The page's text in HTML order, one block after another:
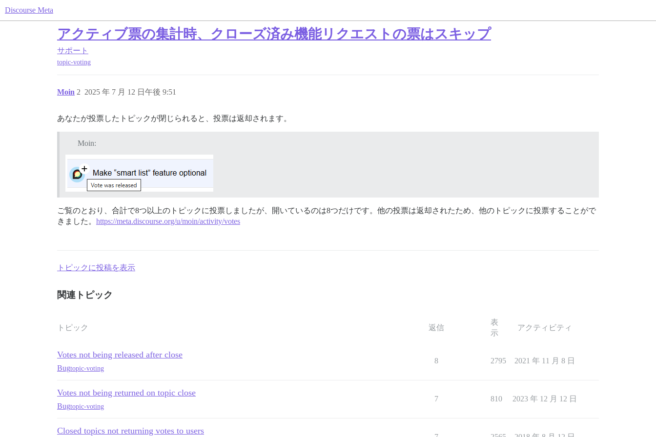
Discourse Meta
アクティブ票の集計時、クローズ済み機能リクエストの票はスキップ
サポート
topic-voting
Moin 2025 年 7 月 12 日午後 9:51
2
あなたが投票したトピックが閉じられると、投票は返却されます。
Moin:
ご覧のとおり、合計で8つ以上のトピックに投票しましたが、開いているのは8つだけです。他の投票は返却されたため、他のトピックに投票することがで
きました。 https://meta.discourse.org/u/moin/activity/votes
トピックに投稿を表示
関連トピック
トピック 返信
表
示
アクティビティ
Votes not being released after close
Bugtopic-voting
8 2795 2021 年 11 月 8 日
Votes not being returned on topic close
Bugtopic-voting
7 810 2023 年 12 月 12 日
Closed topics not returning votes to users